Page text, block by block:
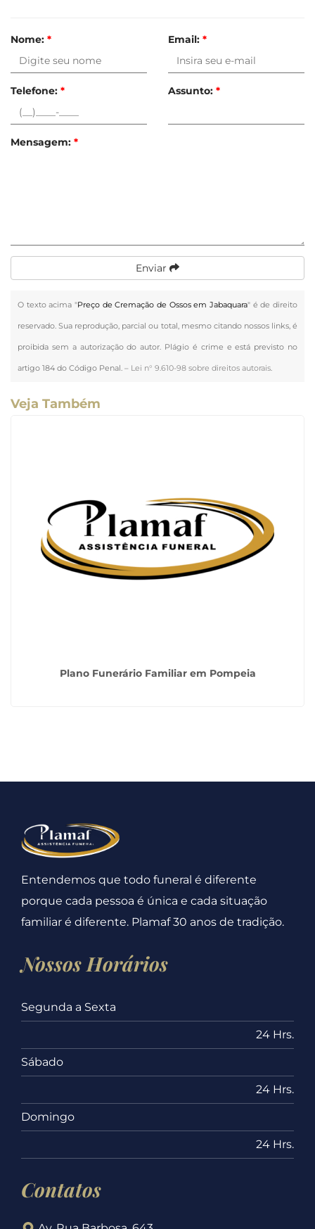
Nome: * Email: *
Telefone: * Assunto: *
Mensagem: *
Enviar
O texto acima "Preço de Cremação de Ossos em Jabaquara" é de direito
reservado. Sua reprodução, parcial ou total, mesmo citando nossos links, é
proibida sem a autorização do autor. Plágio é crime e está previsto no
artigo 184 do Código Penal. – Lei n° 9.610-98 sobre direitos autorais.
Veja Também
Plano Funerário Familiar em Pompeia
Entendemos que todo funeral é diferente
porque cada pessoa é única e cada situação
familiar é diferente. Plamaf 30 anos de tradição.
Nossos Horários
Segunda a Sexta
24 Hrs.
Sábado
24 Hrs.
Domingo
24 Hrs.
Contatos